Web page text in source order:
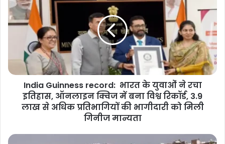
record:
भारत
इतिहास,
ऑनलाइन
रिकॉर्ड,
India Guinness record: भारत के युवाओं ने रचा
इतिहास, ऑनलाइन क्विज में बना विश्व रिकॉर्ड, 3.9
लाख से अधिक प्रतिभागियों की भागीदारी को मिली
गिनीज मान्यता
Mandawali